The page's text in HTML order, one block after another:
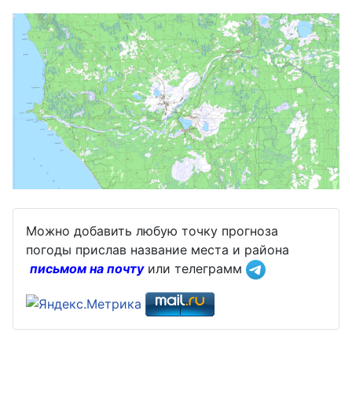
Можно добавить любую точку прогноза
погоды прислав название места и района
письмом на почтуили телеграмм